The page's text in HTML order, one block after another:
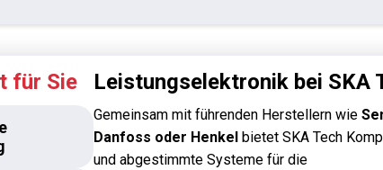
für Sie Leistungselektronik bei SKA
Gemeinsam mit führenden Herstellern wie
Danfoss oder Henkel bietet SKA Tech
und abgestimmte Systeme für die